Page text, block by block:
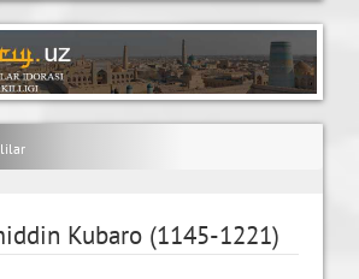
Kubaro (1145-1221)